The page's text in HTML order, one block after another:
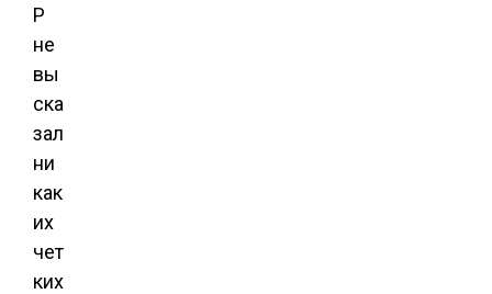
Р
не
вы
ска
зал
ни
как
их
чет
ких